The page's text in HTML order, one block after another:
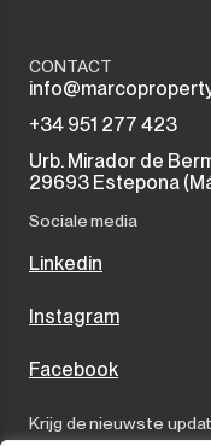
CONTACT
+34 951 277 423
Urb. Mirador de
29693 Estepona
Sociale media
Linkedin
Instagram
Facebook
Krijg de nieuwste